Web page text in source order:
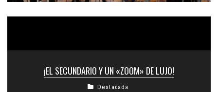
¡EL SECUNDARIO Y UN «ZOOM» DE LUJO!
Destacada